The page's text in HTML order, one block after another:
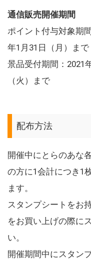
通信販売開催期間
ポイント付与対象期
年1月31日（月）まで
景品受付期間：2021
（火）まで
配布方法
開催中にとらのあな
の方に1会計につき1
ます。
スタンプシートをお
をお買い上げの際に
い。
開催期間中にスタン